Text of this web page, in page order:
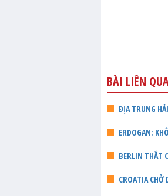
BÀI LIÊN
ĐỊA TRUNG
ERDOGAN:
BERLIN THẮT
CROATIA